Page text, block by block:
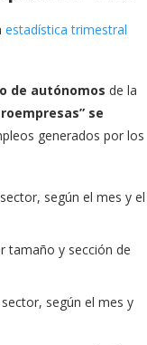
estadística trimestral
de autónomos de la
se
generados por los
según el mes y el
tamaño y sección de
según el mes y